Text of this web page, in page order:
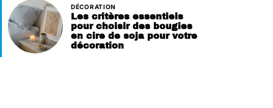
DÉCORATION
Les critères essentiels
pour choisir des bougies
en cire de soja pour votre
décoration